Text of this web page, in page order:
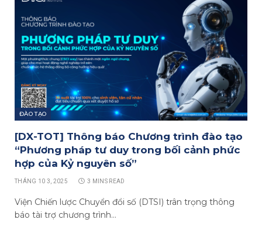
ĐÀO TẠO
[DX-TOT] Thông báo Chương trình đào tạo
“Phương pháp tư duy trong bối cảnh phức
hợp của Kỷ nguyên số”
THÁNG 10 3, 2025 3 MINS READ
Viện Chiến lược Chuyển đổi số (DTSI) trân trọng thông
báo tài trợ chương trình…